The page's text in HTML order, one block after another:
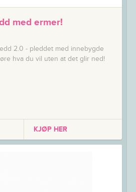
med ermer!
2.0 - pleddet med innebygde
hva du vil uten at det glir ned!
KJØP HER